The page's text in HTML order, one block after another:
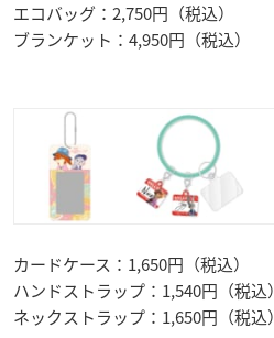
エコバッグ：2,750円（税込）
ブランケット：4,950円（税込）
カードケース：1,650円（税込）
ハンドストラップ：1,540円（税込）
ネックストラップ：1,650円（税込）